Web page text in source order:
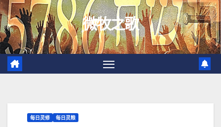
跳
至
内
容
微牧之歌
每日灵修 每日灵粮